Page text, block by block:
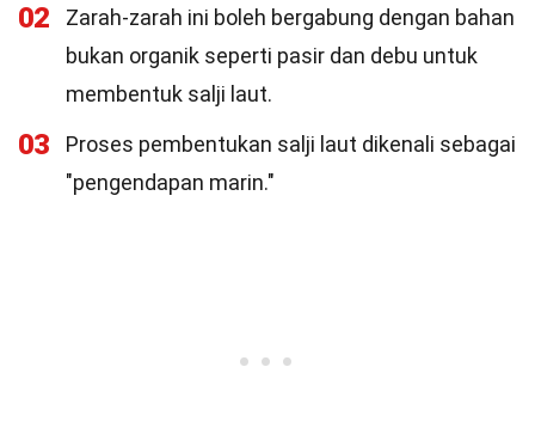
02
Zarah-zarah ini boleh bergabung dengan bahan
bukan organik seperti pasir dan debu untuk
membentuk salji laut.
03
Proses pembentukan salji laut dikenali sebagai
"pengendapan marin."